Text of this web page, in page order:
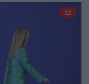
12